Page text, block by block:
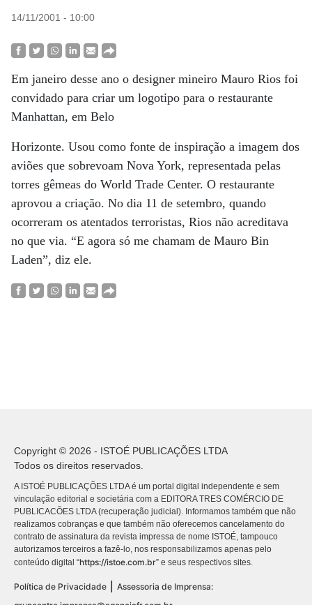
14/11/2001 - 10:00
Em janeiro desse ano o designer mineiro Mauro Rios foi
convidado para criar um logotipo para o restaurante
Manhattan, em Belo
Horizonte. Usou como fonte de inspiração a imagem dos
aviões que sobrevoam Nova York, representada pelas
torres gêmeas do World Trade Center. O restaurante
aprovou a criação. No dia 11 de setembro, quando
ocorreram os atentados terroristas, Rios não acreditava
no que via. “E agora só me chamam de Mauro Bin
Laden”, diz ele.
Copyright © 2026 - ISTOÉ PUBLICAÇÕES LTDA
Todos os direitos reservados.
A ISTOÉ PUBLICAÇÕES LTDA é um portal digital independente e sem
vinculação editorial e societária com a EDITORA TRES COMÉRCIO DE
PUBLICACÕES LTDA (recuperação judicial). Informamos também que não
realizamos cobranças e que também não oferecemos cancelamento do
contrato de assinatura da revista impressa de nome ISTOÉ, tampouco
autorizamos terceiros a fazê-lo, nos responsabilizamos apenas pelo
conteúdo digital “https://istoe.com.br” e seus respectivos sites.
Política de Privacidade
Assessoria de Imprensa: